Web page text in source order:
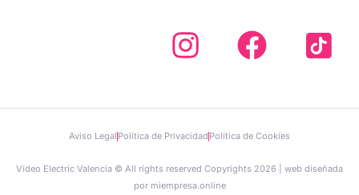
Aviso Legal Política de Privacidad Política de Cookies
Video Electric Valencia © All rights reserved Copyrights 2026 | web diseñada
por miempresa.online